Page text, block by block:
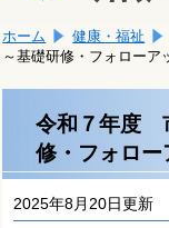
ま
す。
文
で
す。
ホーム 健康・福祉
～基礎研修・フォローア
令和７年度
修・フォロー
2025年8月20日更新